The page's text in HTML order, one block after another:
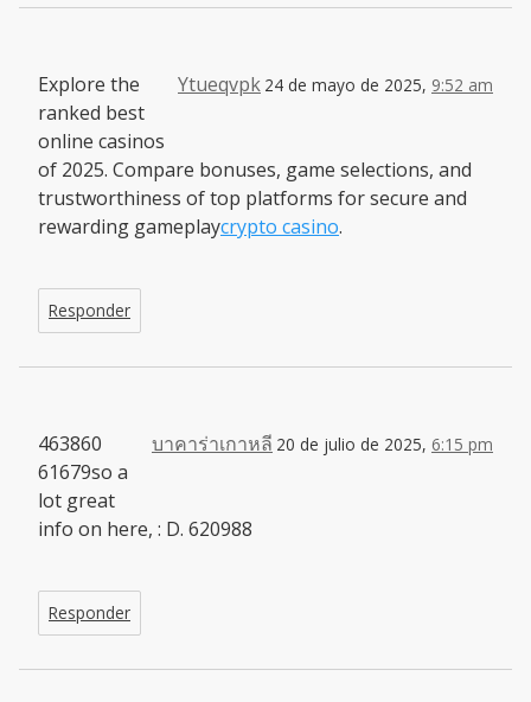
Ytueqvpk 24 de mayo de 2025, 9:52 am
Explore the
ranked best
online casinos
of 2025. Compare bonuses, game selections, and
trustworthiness of top platforms for secure and
rewarding gameplaycrypto casino.
Responder
บาคาร่าเกาหลี 20 de julio de 2025, 6:15 pm
463860
61679so a
lot great
info on here, : D. 620988
Responder